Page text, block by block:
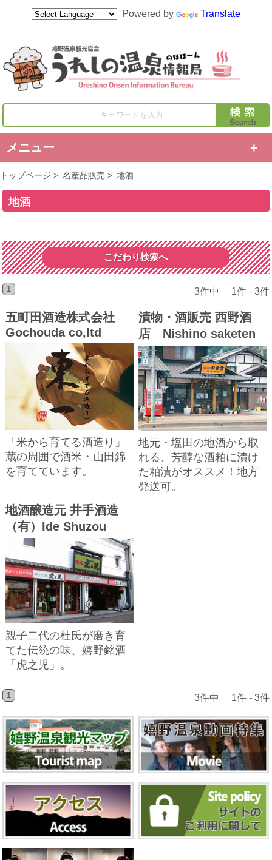
Powered by Translate
キーワードを入力
メニュー
トップページ > 名産品販売 > 地酒
地酒
こだわり検索へ
1 3件中 1件 - 3件
五町田酒造株式会社
Gochouda co,ltd
「米から育てる酒造り」
蔵の周囲で酒米・山田錦
を育てています。
漬物・酒販売 西野酒
店 Nishino saketen
地元・塩田の地酒から取
れる、芳醇な酒粕に漬け
た粕漬がオススメ！地方
発送可。
地酒醸造元 井手酒造
（有）Ide Shuzou
親子二代の杜氏が磨き育
てた伝統の味、嬉野銘酒
「虎之児」。
1 3件中 1件 - 3件